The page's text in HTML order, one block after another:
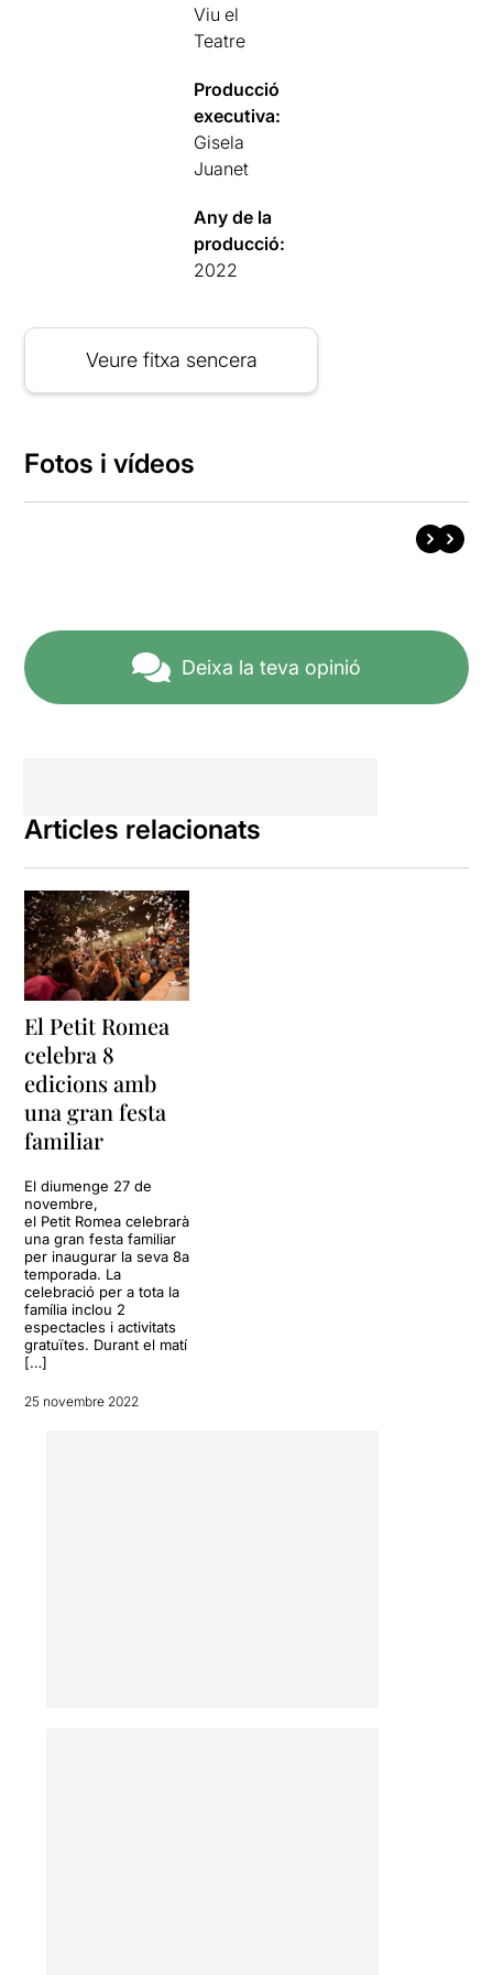
Viu el
Teatre
Producció
executiva:
Gisela
Juanet
Any de la
producció:
2022
Veure fitxa sencera
Fotos i vídeos
Deixa la teva opinió
Articles relacionats
El Petit Romea
celebra 8
edicions amb
una gran festa
familiar
El diumenge 27 de
novembre,
el Petit Romea celebrarà
una gran festa familiar
per inaugurar la seva 8a
temporada. La
celebració per a tota la
família inclou 2
espectacles i activitats
gratuïtes. Durant el matí
[…]
25 novembre 2022